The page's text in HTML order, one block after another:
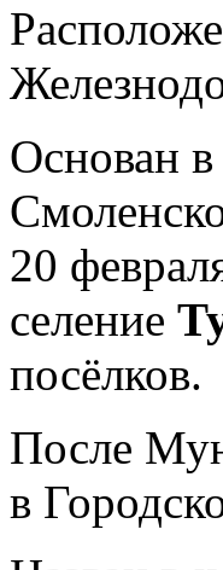
Основан
20
селение
посёлков.
После
в